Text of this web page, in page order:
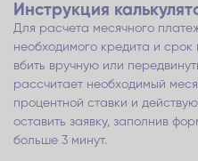
Инструкция
Для расчета месячного
необходимого кредита и
вбить вручную или
рассчитает необходимый
процентной ставки и
оставить заявку, заполнив
больше 3 минут.